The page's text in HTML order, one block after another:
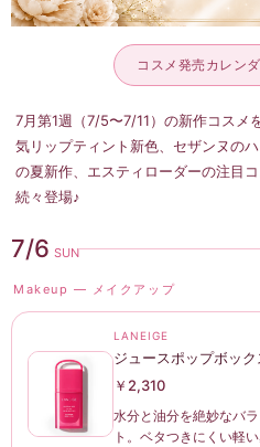
コスメ発売カレン
7月第1週（7/5〜7/11）の新作コスメ
気リップティント新色、セザンヌの
の夏新作、エスティローダーの注目
続々登場♪
7/6 SUN
Makeup — メイクアップ
LANEIGE
ジュースポップボッ
￥2,310
水分と油分を絶妙なバ
ト。ベタつきにくい軽